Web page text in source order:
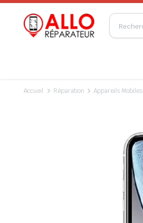
Accueil Réparation Appareils Mobiles